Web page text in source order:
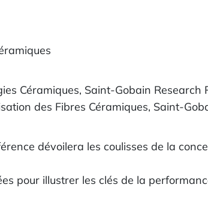
Céramiques, Saint-Gobain Research
des Fibres Céramiques, Saint-
dévoilera les coulisses de la
pour illustrer les clés de la